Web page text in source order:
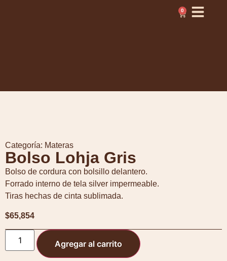
0
Categoría: Materas
Bolso Lohja Gris
Bolso de cordura con bolsillo delantero.
Forrado interno de tela silver impermeable.
Tiras hechas de cinta sublimada.
$65,854
Agregar al carrito